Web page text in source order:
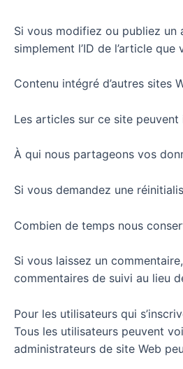
Si vous modifiez ou publiez un
simplement l’ID de l’article
Contenu intégré d’autres sites
Les articles sur ce site
À qui nous partageons vos
Si vous demandez une
Combien de temps nous
Si vous laissez un
commentaires de suivi au lieu
Pour les utilisateurs qui
Tous les utilisateurs peuvent
administrateurs de site Web